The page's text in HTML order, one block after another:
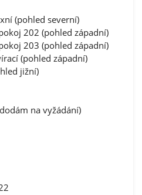
(pohled severní)
202 (pohled západní)
203 (pohled západní)
(pohled západní)
jižní)
na vyžádání)